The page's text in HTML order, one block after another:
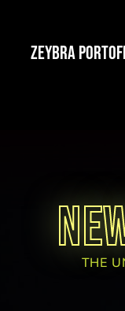
ZEYBRA
THE